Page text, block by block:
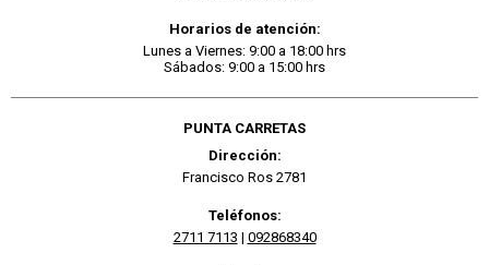
Horarios de atención:
Lunes a Viernes: 9:00 a 18:00 hrs
Sábados: 9:00 a 15:00 hrs
PUNTA CARRETAS
Dirección:
Francisco Ros 2781
Teléfonos:
2711 7113 | 092868340